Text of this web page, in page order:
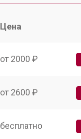
Цена
от 2000 ₽
от 2600 ₽
бесплатно